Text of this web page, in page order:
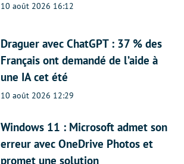
10 août 2026 16:12
Draguer avec ChatGPT : 37 % des
Français ont demandé de l’aide à
une IA cet été
10 août 2026 12:29
Windows 11 : Microsoft admet son
erreur avec OneDrive Photos et
promet une solution